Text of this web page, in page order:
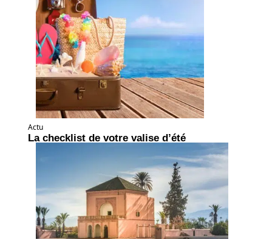
Actu
La checklist de votre valise d’été